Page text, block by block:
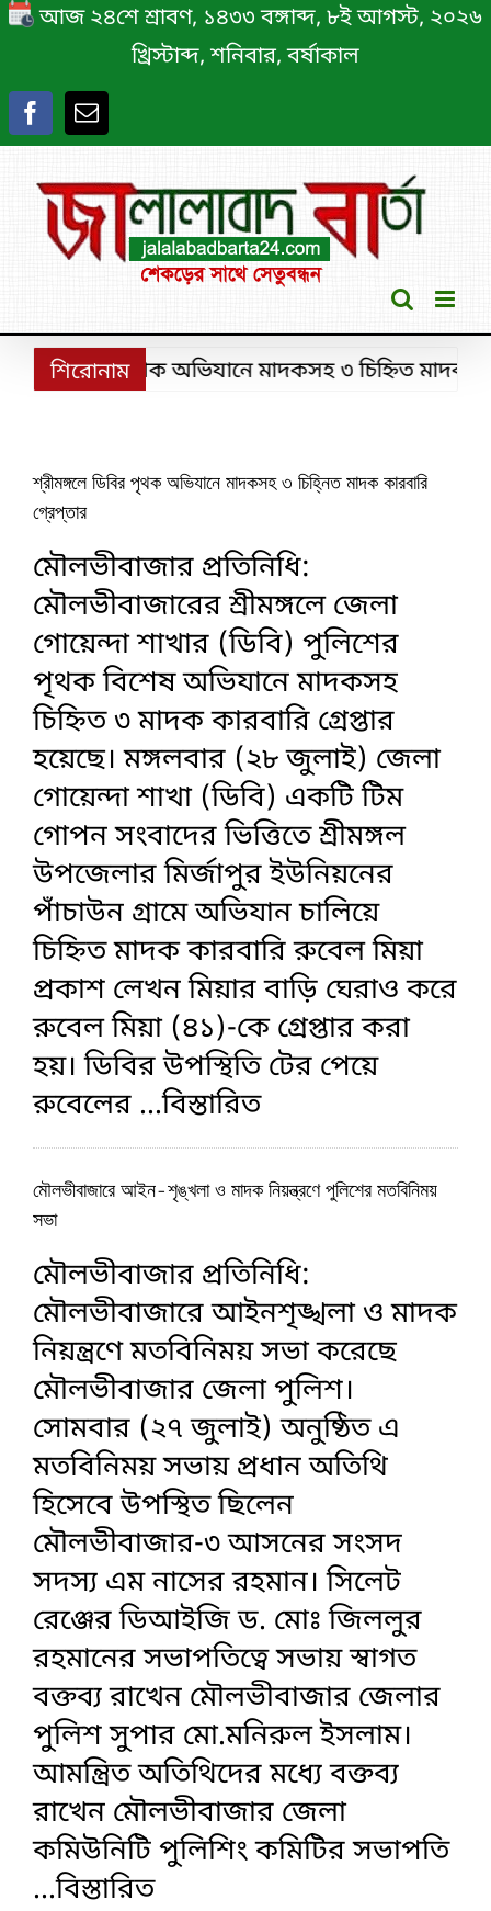
Skip
content
আজ ২৪শে শ্রাবণ, ১৪৩৩ বঙ্গাব্দ, ৮ই আগস্ট, ২০২৬
খ্রিস্টাব্দ, শনিবার, বর্ষাকাল
শিরোনাম
ডিবির পৃথক অভিযানে মাদকসহ ৩ চিহ্নিত মাদক
শ্রীমঙ্গলে ডিবির পৃথক অভিযানে মাদকসহ ৩ চিহ্নিত মাদক কারবারি
গ্রেপ্তার
মৌলভীবাজার প্রতিনিধি:
মৌলভীবাজারের শ্রীমঙ্গলে জেলা
গোয়েন্দা শাখার (ডিবি) পুলিশের
পৃথক বিশেষ অভিযানে মাদকসহ
চিহ্নিত ৩ মাদক কারবারি গ্রেপ্তার
হয়েছে। মঙ্গলবার (২৮ জুলাই) জেলা
গোয়েন্দা শাখা (ডিবি) একটি টিম
গোপন সংবাদের ভিত্তিতে শ্রীমঙ্গল
উপজেলার মির্জাপুর ইউনিয়নের
পাঁচাউন গ্রামে অভিযান চালিয়ে
চিহ্নিত মাদক কারবারি রুবেল মিয়া
প্রকাশ লেখন মিয়ার বাড়ি ঘেরাও করে
রুবেল মিয়া (৪১)-কে গ্রেপ্তার করা
হয়। ডিবির উপস্থিতি টের পেয়ে
রুবেলের ...বিস্তারিত
মৌলভীবাজারে আইন-শৃঙ্খলা ও মাদক নিয়ন্ত্রণে পুলিশের মতবিনিময়
সভা
মৌলভীবাজার প্রতিনিধি:
মৌলভীবাজারে আইনশৃঙ্খলা ও মাদক
নিয়ন্ত্রণে মতবিনিময় সভা করেছে
মৌলভীবাজার জেলা পুলিশ।
সোমবার (২৭ জুলাই) অনুষ্ঠিত এ
মতবিনিময় সভায় প্রধান অতিথি
হিসেবে উপস্থিত ছিলেন
মৌলভীবাজার-৩ আসনের সংসদ
সদস্য এম নাসের রহমান। সিলেট
রেঞ্জের ডিআইজি ড. মোঃ জিললুর
রহমানের সভাপতিত্বে সভায় স্বাগত
বক্তব্য রাখেন মৌলভীবাজার জেলার
পুলিশ সুপার মো.মনিরুল ইসলাম।
আমন্ত্রিত অতিথিদের মধ্যে বক্তব্য
রাখেন মৌলভীবাজার জেলা
কমিউনিটি পুলিশিং কমিটির সভাপতি
...বিস্তারিত